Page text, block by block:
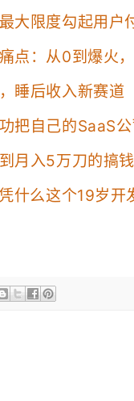
大限度勾起用户
点：从0到爆火
睡后收入新赛道
把自己的SaaS
月入5万刀的搞
什么这个19岁